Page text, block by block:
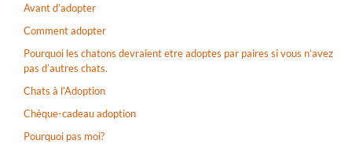
Avant d’adopter
Comment adopter
Pourquoi les chatons devraient etre adoptes par paires si vous n’avez
pas d’autres chats.
Chats à l’Adoption
Chèque-cadeau adoption
Pourquoi pas moi?